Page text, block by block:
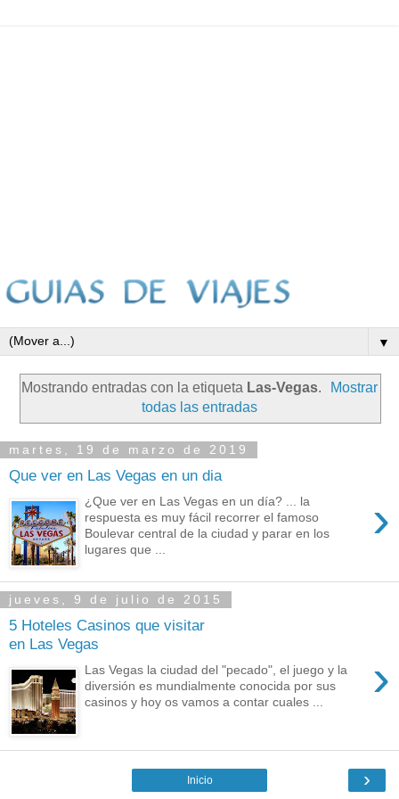
▼
Mostrando entradas con la etiqueta Las-Vegas.
Mostrar
todas las entradas
martes, 19 de marzo de 2019
Que ver en Las Vegas en un dia
›
¿Que ver en Las Vegas en un día? ... la
respuesta es muy fácil recorrer el famoso
Boulevar central de la ciudad y parar en los
lugares que ...
jueves, 9 de julio de 2015
5 Hoteles Casinos que visitar
en Las Vegas
›
Las Vegas la ciudad del "pecado", el juego y la
diversión es mundialmente conocida por sus
casinos y hoy os vamos a contar cuales ...
›
Inicio